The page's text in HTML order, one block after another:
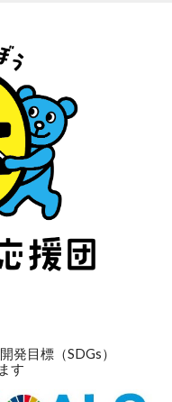
発目標（SDGs）
す